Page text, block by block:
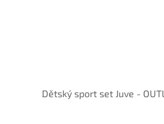
Dětský sport set Juve -